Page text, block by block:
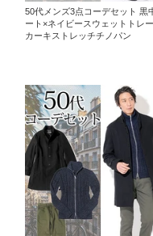
50代メンズ3点コーデセット 黒
ート×ネイビースウェットトレ
カーキストレッチチノパン